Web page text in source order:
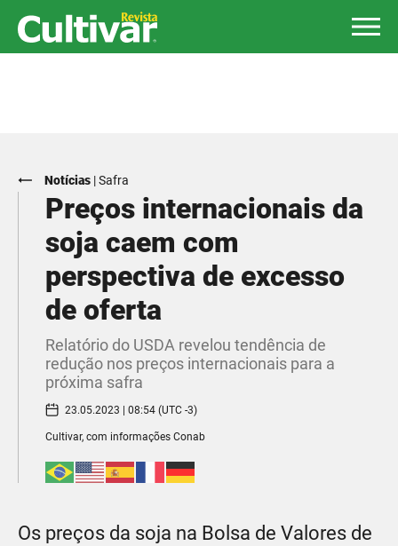
Notícias |Safra
Preços internacionais da
soja caem com
perspectiva de excesso
de oferta
Relatório do USDA revelou tendência de
redução nos preços internacionais para a
próxima safra
23.05.2023 | 08:54 (UTC -3)
Cultivar, com informações Conab
Os preços da soja na Bolsa de Valores de